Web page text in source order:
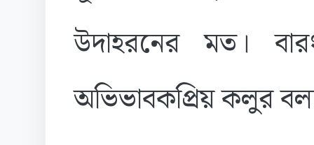
উদাহরনের মত।
অভিভাবকপ্রিয় কলুর